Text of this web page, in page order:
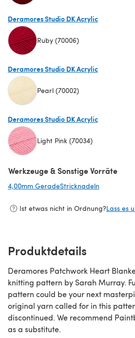
Deramores Studio DK Acrylic
Ruby (70006)
Deramores Studio DK Acrylic
Pearl (70002)
Deramores Studio DK Acrylic
Light Pink (70034)
Werkzeuge & Sonstige Vorräte
4,00mm GeradeStricknadeln
Ist etwas nicht in Ordnung?Lass es
Produktdetails
Deramores Patchwork Heart
knitting pattern by Sarah Murray.
pattern could be your next masterpiece!
original yarn called for in this
discontinued. We recommend
as a substitute.